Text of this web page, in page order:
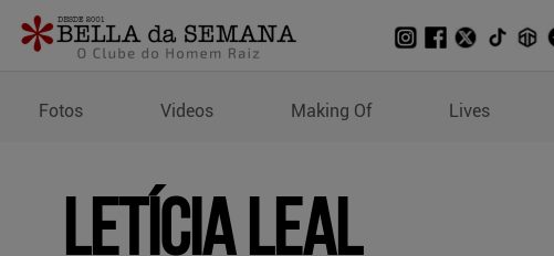
Wallpapers de Letícia Leal
Fotos Videos Making Of Lives
Letícia Leal